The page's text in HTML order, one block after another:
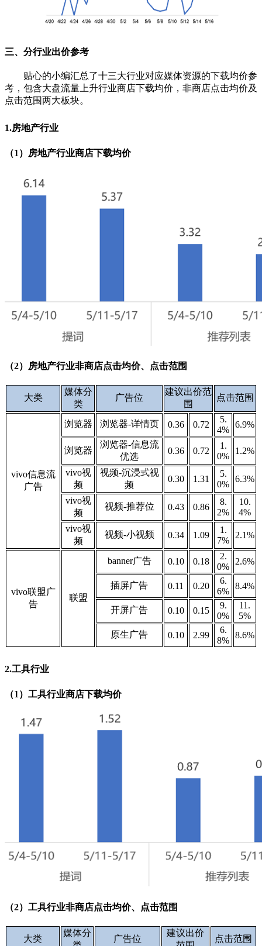
三、分行业出价参考
贴心的小编汇总了十三大行业对应媒体资源的下载均价参
考，包含大盘流量上升行业商店下载均价，非商店点击均价及
点击范围两大板块。
1.房地产行业
（1）房地产行业商店下载均价
（2）房地产行业非商店点击均价、点击范围
大类
媒体分
类
广告位
建议出价范
围
点击范围
vivo信息流
广告
浏览器 浏览器-详情页 0.36 0.72
5.
4%
6.9%
浏览器
浏览器-信息流
优选
0.36 0.72
1.
0%
1.2%
vivo视
频
视频-沉浸式视
频
0.30 1.31
5.
0%
6.3%
vivo视
频
视频-推荐位 0.43 0.86
8.
2%
10.
4%
vivo视
频
视频-小视频 0.34 1.09
1.
7%
2.1%
vivo联盟广
告
联盟
banner广告 0.10 0.18
2.
0%
2.6%
插屏广告 0.11 0.20
6.
6%
8.4%
开屏广告 0.10 0.15
9.
0%
11.
5%
原生广告
0.10 2.99
6.
8%
8.6%
2.工具行业
（1）工具行业商店下载均价
（2）工具行业非商店点击均价、点击范围
大类
媒体分
广告位
建议出价
点击范围